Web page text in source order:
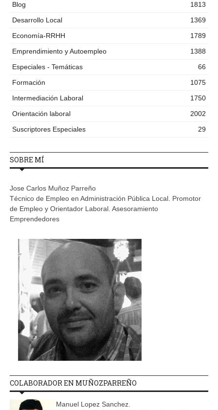
Blog
1813
Desarrollo Local
1369
Economía-RRHH
1789
Emprendimiento y Autoempleo
1388
Especiales - Temáticas
66
Formación
1075
Intermediación Laboral
1750
Orientación laboral
2002
Suscriptores Especiales
29
SOBRE MÍ
Jose Carlos Muñoz Parreño
Técnico de Empleo en Administración Pública Local. Promotor
de Empleo y Orientador Laboral. Asesoramiento
Emprendedores
COLABORADOR EN MUÑOZPARREÑO
Manuel Lopez Sanchez.